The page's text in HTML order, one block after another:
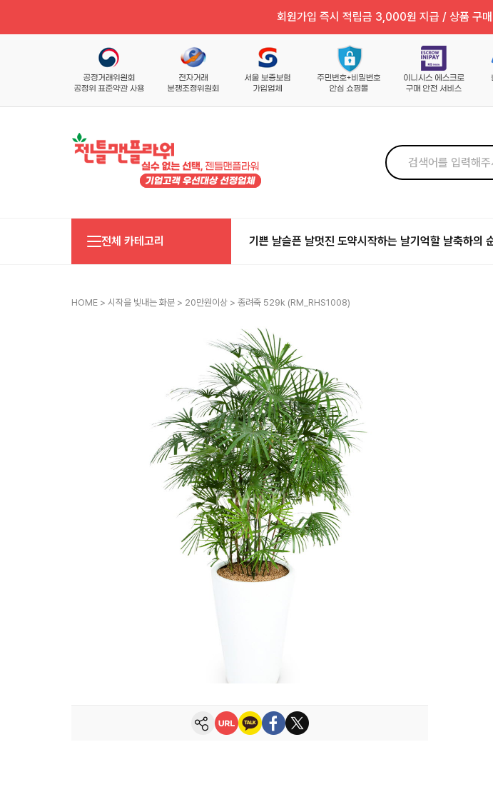
회원가입 즉시 적립금 3,000원 지급 / 상품 구
전체 카테고리 기쁜 날슬픈 날멋진 도약시작하는 날기억할 날축하의
HOME > 시작을 빛내는 화분 > 20만원이상 > 종려죽 529k (RM_RHS1008)